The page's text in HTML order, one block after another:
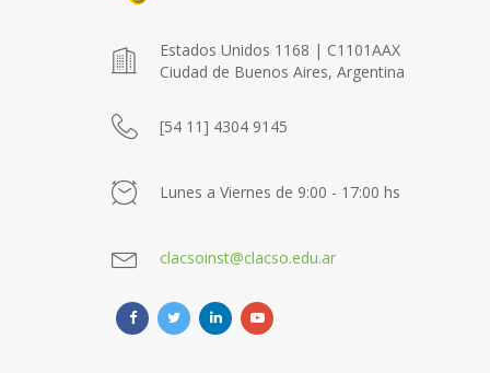
Estados Unidos 1168 | C1101AAX
Ciudad de Buenos Aires, Argentina
[54 11] 4304 9145
Lunes a Viernes de 9:00 - 17:00 hs
clacsoinst@clacso.edu.ar